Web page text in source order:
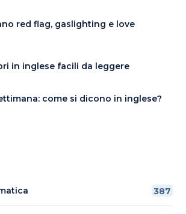
red flag, gaslighting e love
in inglese facili da leggere
come si dicono in inglese?
387